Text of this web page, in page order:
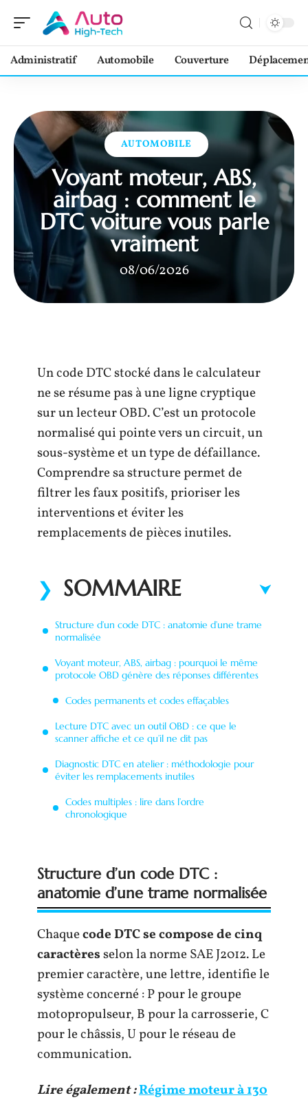
Administratif Automobile Couverture
AUTOMOBILE
Voyant moteur, ABS,
airbag : comment le
DTC voiture vous parle
vraiment
08/06/2026
Un code DTC stocké dans le calculateur
ne se résume pas à une ligne cryptique
sur un lecteur OBD. C’est un protocole
normalisé qui pointe vers un circuit, un
sous-système et un type de défaillance.
Comprendre sa structure permet de
filtrer les faux positifs, prioriser les
interventions et éviter les
remplacements de pièces inutiles.
SOMMAIRE
Structure d’un code DTC : anatomie d’une trame
normalisée
Voyant moteur, ABS, airbag : pourquoi le même
protocole OBD génère des réponses différentes
Codes permanents et codes effaçables
Lecture DTC avec un outil OBD : ce que le
scanner affiche et ce qu’il ne dit pas
Diagnostic DTC en atelier : méthodologie pour
éviter les remplacements inutiles
Codes multiples : lire dans l’ordre
chronologique
Structure d’un code DTC :
anatomie d’une trame normalisée
Chaquecode DTC se compose de cinq
caractèresselon la norme SAE J2012. Le
premier caractère, une lettre, identifie le
système concerné : P pour le groupe
motopropulseur, B pour la carrosserie, C
pour le châssis, U pour le réseau de
communication.
Lire également :Régime moteur à 130